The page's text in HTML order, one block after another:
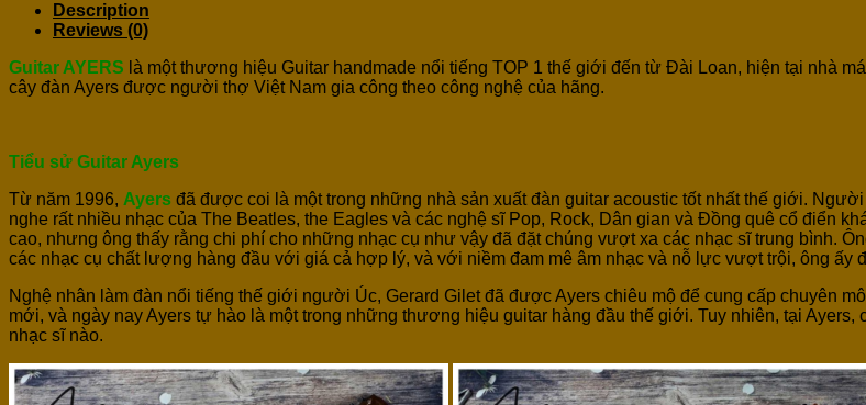
Description
Reviews (0)
Guitar AYERS là một thương hiệu Guitar handmade nổi tiếng TOP 1 thế giới đến từ Đài Loan, hiện tại nhà
cây đàn Ayers được người thợ Việt Nam gia công theo công nghệ của hãng.
Tiểu sử Guitar Ayers
Từ năm 1996, Ayers đã được coi là một trong những nhà sản xuất đàn guitar acoustic tốt nhất thế giới.
nghe rất nhiều nhạc của The Beatles, the Eagles và các nghệ sĩ Pop, Rock, Dân gian và Đồng quê cổ điển
cao, nhưng ông thấy rằng chi phí cho những nhạc cụ như vậy đã đặt chúng vượt xa các nhạc sĩ trung bình.
các nhạc cụ chất lượng hàng đầu với giá cả hợp lý, và với niềm đam mê âm nhạc và nỗ lực vượt trội, ông ấy
Nghệ nhân làm đàn nổi tiếng thế giới người Úc, Gerard Gilet đã được Ayers chiêu mộ để cung cấp chuyên
mới, và ngày nay Ayers tự hào là một trong những thương hiệu guitar hàng đầu thế giới. Tuy nhiên, tại
nhạc sĩ nào.